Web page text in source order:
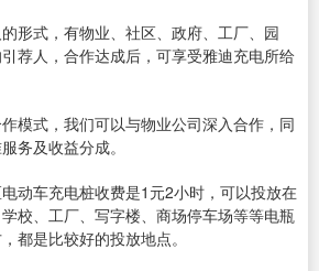
形式，有物业、社区、政府、工厂、园
荐人，合作达成后，可享受雅迪充电所给
模式，我们可以与物业公司深入合作，同
务及收益分成。
动车充电桩收费是1元2小时，可以投放在
校、工厂、写字楼、商场停车场等等电瓶
都是比较好的投放地点。